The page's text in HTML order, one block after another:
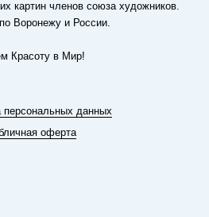
картин членов союза художников.
Воронежу и России.
Красоту в Мир!
персональных данных
оферта